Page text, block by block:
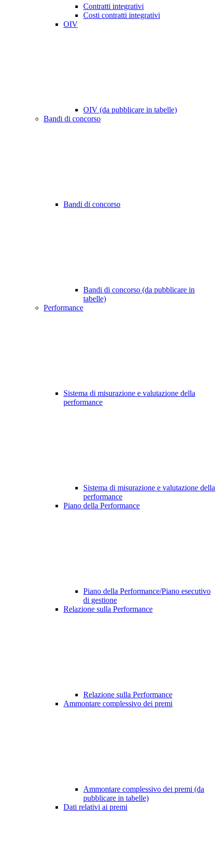
Contratti integrativi
Costi contratti integrativi
OIV
OIV (da pubblicare in tabelle)
Bandi di concorso
Bandi di concorso
Bandi di concorso (da pubblicare in
tabelle)
Performance
Sistema di misurazione e valutazione della
performance
Sistema di misurazione e valutazione della
performance
Piano della Performance
Piano della Performance/Piano esecutivo
di gestione
Relazione sulla Performance
Relazione sulla Performance
Ammontare complessivo dei premi
Ammontare complessivo dei premi (da
pubblicare in tabelle)
Dati relativi ai premi